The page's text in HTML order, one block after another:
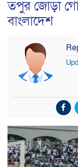
তপুর জোড়া
বাংলাদেশ